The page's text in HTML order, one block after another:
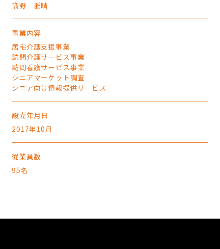
髙野 雅晴
事業内容
居宅介護支援事業
訪問介護サービス事業
訪問看護サービス事業
シニアマーケット調査
シニア向け情報提供サービス
設立年月日
2017年10月
従業員数
95名